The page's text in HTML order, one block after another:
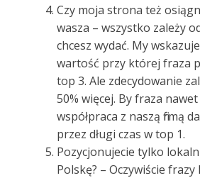
Czy moja strona też
wasza – wszystko zależy
chcesz wydać. My
wartość przy której fraza
top 3. Ale zdecydowanie
50% więcej. By fraza
współpraca z naszą firmą
przez długi czas w top 1.
Pozycjonujecie tylko
Polskę? – Oczywiście